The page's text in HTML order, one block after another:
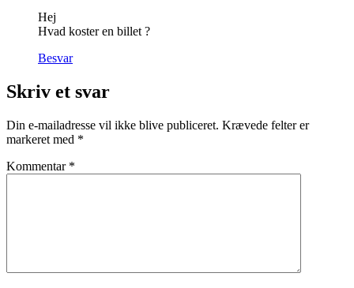
Hej
Hvad koster en billet ?
Besvar
Skriv et svar
Din e-mailadresse vil ikke blive publiceret. Krævede felter er
markeret med *
Kommentar *